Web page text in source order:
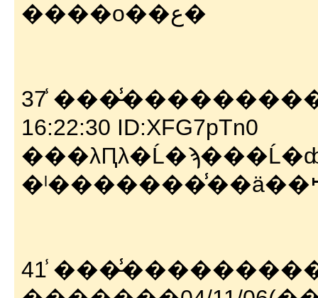
����о��ع�
37
16:22:30 ID:XFG7pTn0
41